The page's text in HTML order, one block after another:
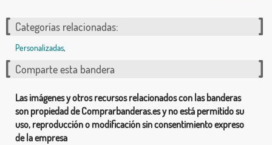
Categorías relacionadas:
Personalizadas,
Comparte esta bandera
Las imágenes y otros recursos relacionados con las banderas
son propiedad de Comprarbanderas.es y no está permitido su
uso, reproducción o modificación sin consentimiento expreso
de la empresa